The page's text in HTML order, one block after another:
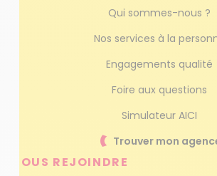
Qui sommes-nous ?
Nos services à la
Engagements qualité
Foire aux questions
Simulateur AICI
Trouver mon
NOUS REJOINDRE